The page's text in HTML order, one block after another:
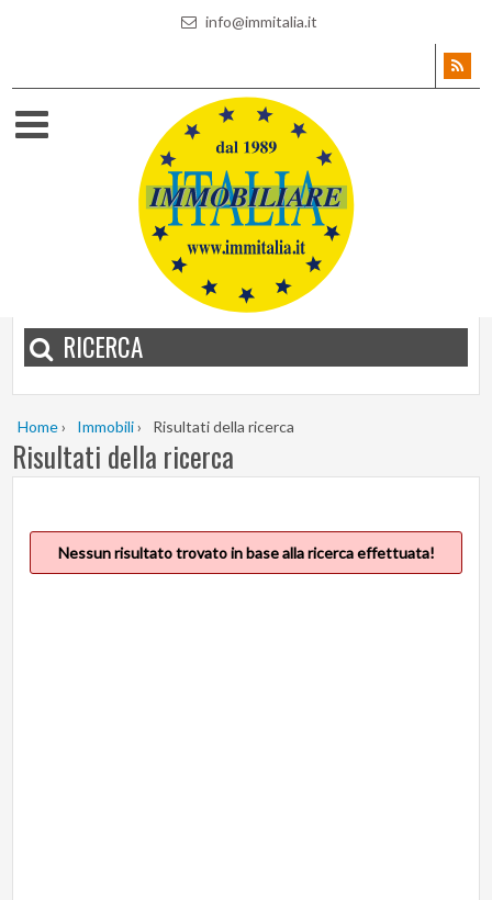
info@immitalia.it
RICERCA
Home› Immobili› Risultati della ricerca
Risultati della ricerca
Nessun risultato trovato in base alla ricerca effettuata!